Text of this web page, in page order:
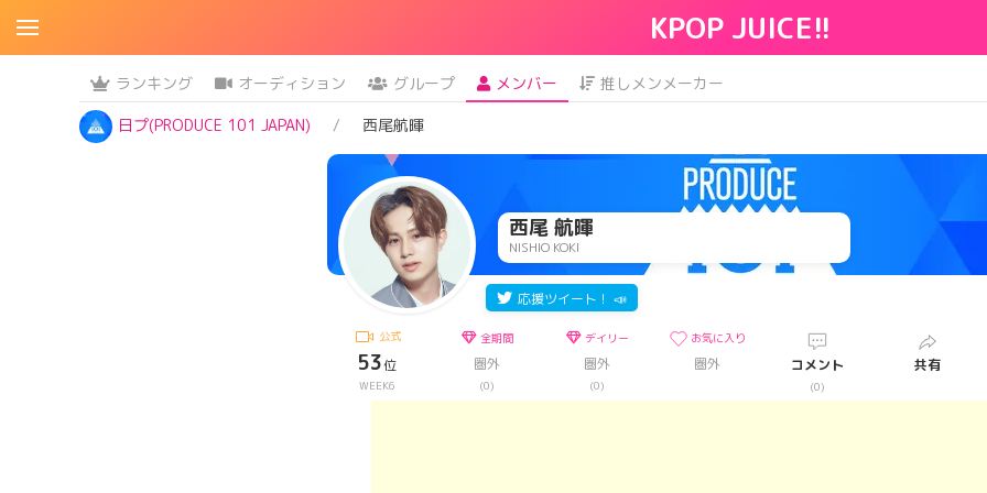
KPOP JUICE!!
ランキング オーディション グループ メンバー
推しメンメーカー
日プ(PRODUCE 101 JAPAN)
西尾航暉
西尾 航暉
NISHIO KOKI
応援ツイート！ 📣
公式
53位
WEEK6
全期間
圏外
(0)
デイリー
圏外
(0)
お気に入り
圏外 コメント
(0)
共有